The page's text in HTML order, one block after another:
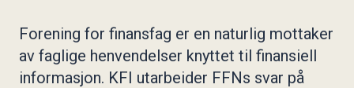
Forening for finansfag er en naturlig mottaker
av faglige henvendelser knyttet til finansiell
informasjon. KFI utarbeider FFNs svar på